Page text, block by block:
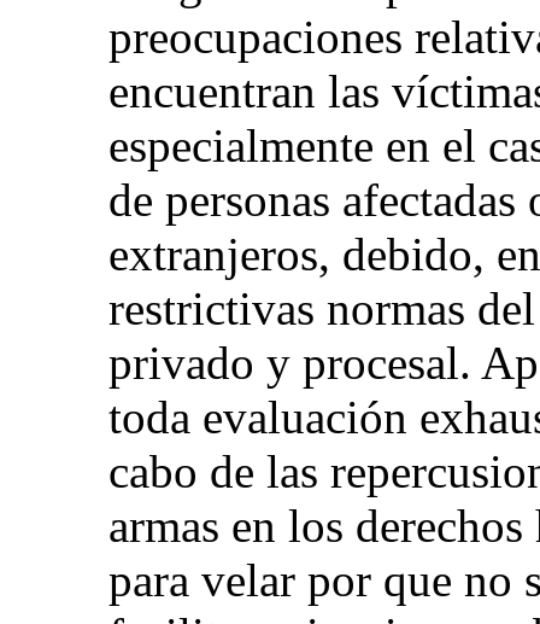
preocupaciones
encuentran las
especialmente en el
de personas afectadas
extranjeros, debido,
restrictivas normas
privado y procesal.
toda evaluación
cabo de las
armas en los
para velar por que no